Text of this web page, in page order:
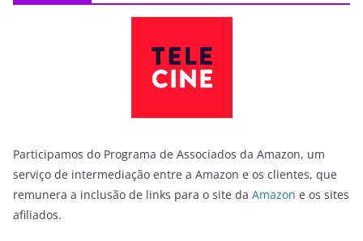
Participamos do Programa de Associados da Amazon, um
serviço de intermediação entre a Amazon e os clientes, que
remunera a inclusão de links para o site da Amazon e os sites
afiliados.